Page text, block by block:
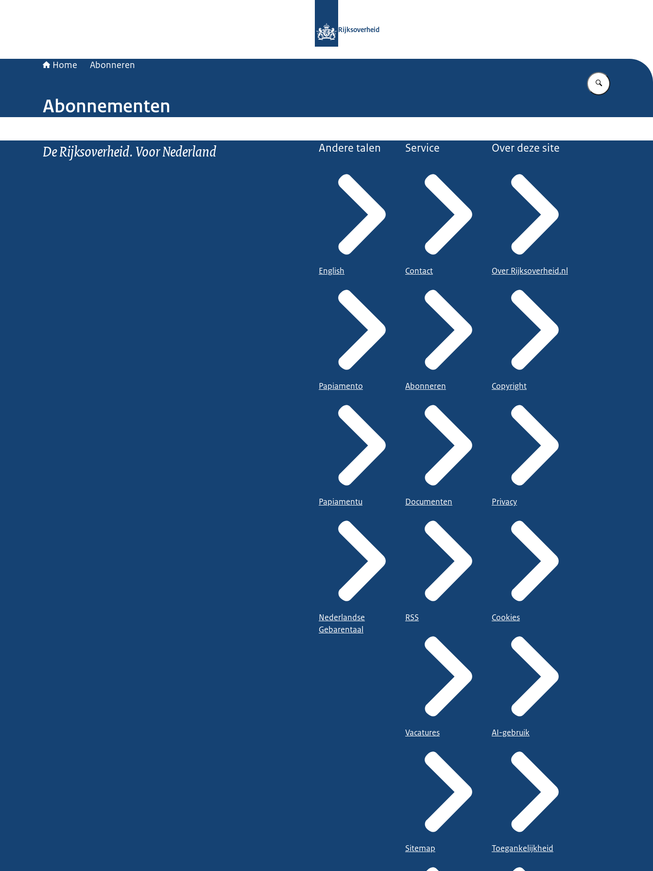
Rijksoverheid
Home Abonneren
Vul in wat u
Abonnementen
De Rijksoverheid. Voor Nederland Andere talen
English
Papiamento
Papiamentu
Nederlandse
Gebarentaal
Service
Contact
Abonneren
Documenten
RSS
Vacatures
Sitemap
Over deze site
Over Rijksoverheid.nl
Copyright
Privacy
Cookies
AI-gebruik
Toegankelijkheid